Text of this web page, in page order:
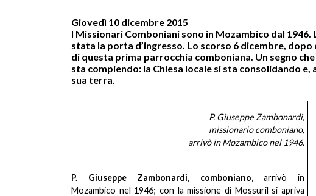
Giovedì 10 dicembre 2015
I Missionari Comboniani sono in Mozambico dal
stata la porta d’ingresso. Lo scorso 6 dicembre, dopo
di questa prima parrocchia comboniana. Un segno
sta compiendo: la Chiesa locale si sta consolidando
sua terra.
P. Giuseppe Zambonardi,
missionario comboniano,
arrivò in Mozambico nel 1946.
P. Giuseppe Zambonardi, comboniano,
arrivò in
Mozambico nel 1946; con la missione di Mossuril si apriva